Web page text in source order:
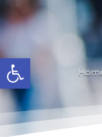
Abrir barra de